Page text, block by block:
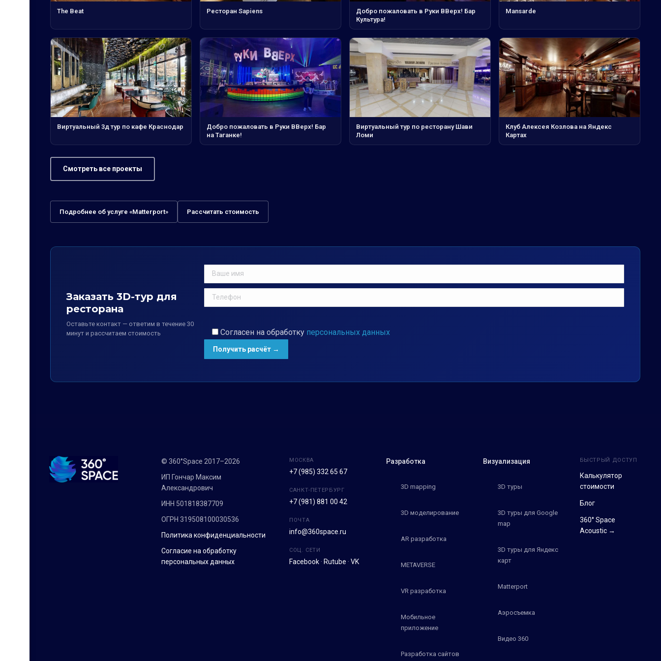
The Beat Ресторан Sapiens
Добро пожаловать в Руки ВВерх! Бар
Культура!
Mansarde
Виртуальный 3д тур по кафе Краснодар
Добро пожаловать в Руки ВВерх! Бар
на Таганке!
Виртуальный тур по ресторану Шави
Ломи
Клуб Алексея Козлова на Яндекс
Картах
Смотреть все проекты
Подробнее об услуге «Matterport» Рассчитать стоимость
Заказать 3D-тур для
ресторана
Оставьте контакт — ответим в течение 30
минут и рассчитаем стоимость
Согласен на обработку персональных данных
© 360°Space 2017–2026
ИП Гончар Максим
Александрович
ИНН 501818387709
ОГРН 319508100030536
Политика конфиденциальности
Согласие на обработку
персональных данных
МОСКВА
+7 (985) 332 65 67
САНКТ-ПЕТЕРБУРГ
+7 (981) 881 00 42
ПОЧТА
info@360space.ru
СОЦ. СЕТИ
Facebook· Rutube · VK
Разработка
3D mapping
3D моделирование
AR разработка
METAVERSE
VR разработка
Мобильное
приложение
Разработка сайтов
Визуализация
3D туры
3D туры для Google
map
3D туры для Яндекс
карт
Matterport
Аэросъемка
Видео 360
БЫСТРЫЙ ДОСТУП
Калькулятор
стоимости
Блог
360° Space
Acoustic →